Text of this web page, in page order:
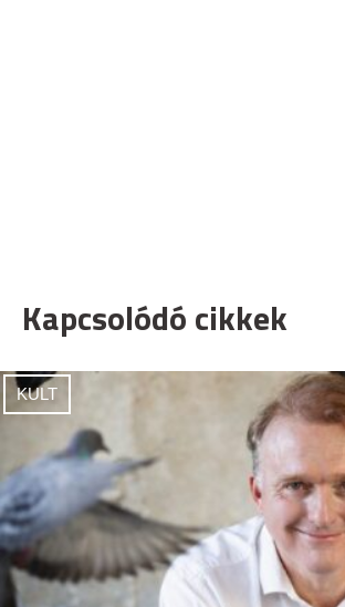
Kapcsolódó cikkek
KULT